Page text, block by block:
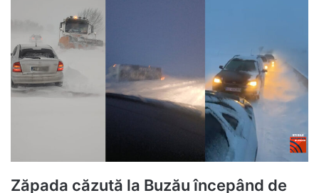
Zăpada căzută la Buzău începând de